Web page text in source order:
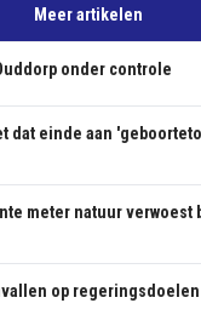
Meer artikelen
onder controle
dat einde aan
meter natuur verwoest
op